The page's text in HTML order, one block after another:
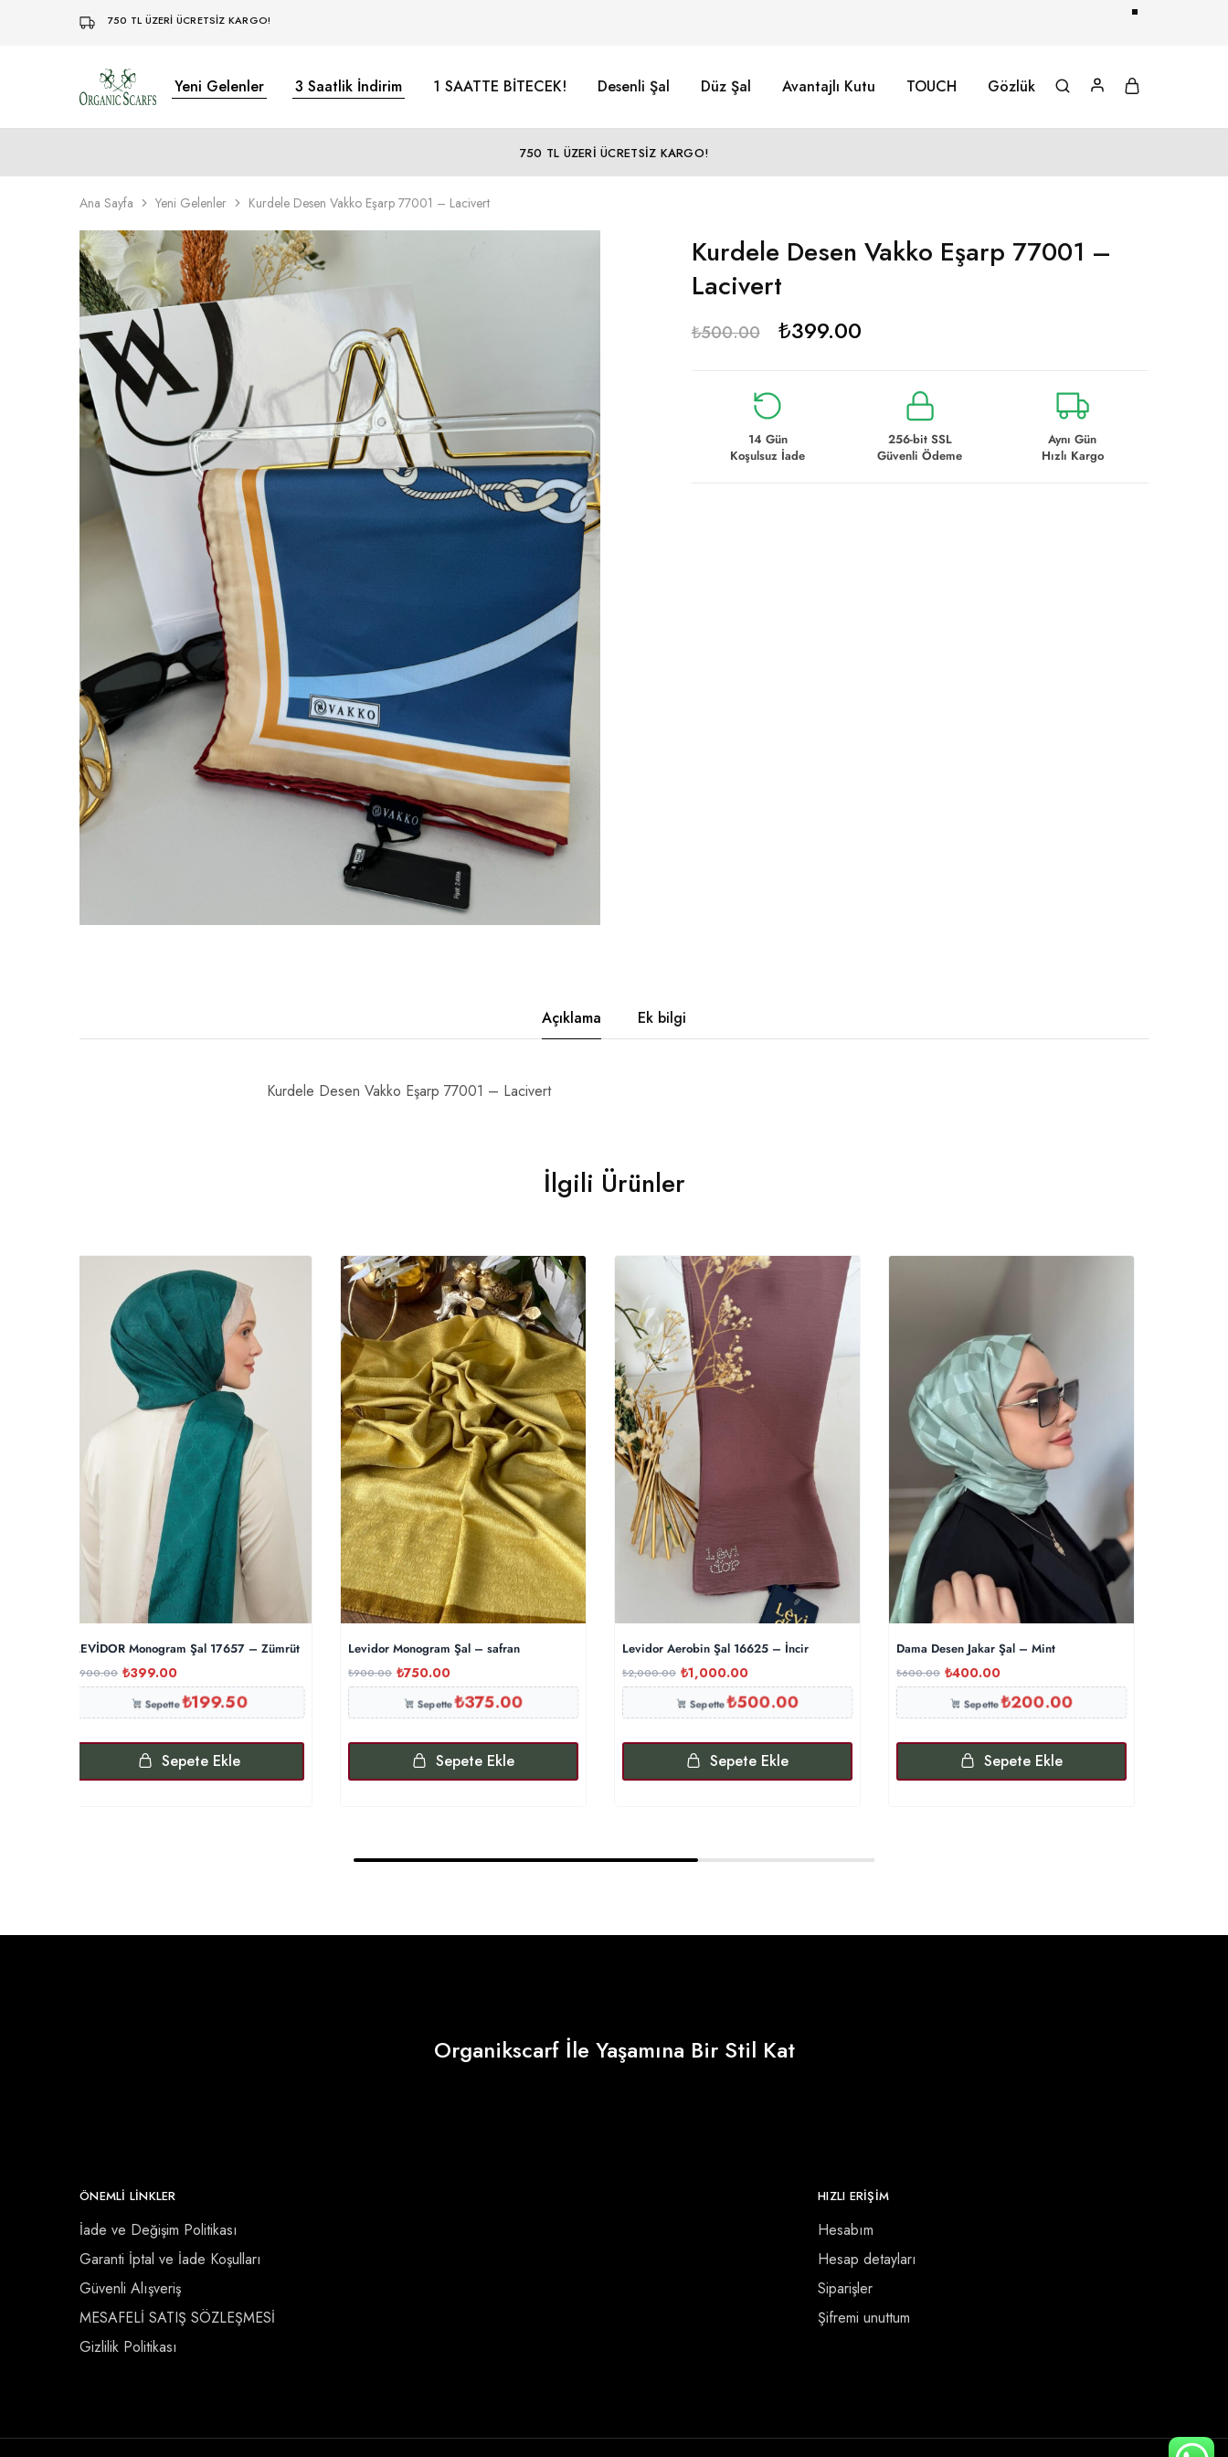
750 TL ÜZERİ ÜCRETSİZ KARGO!
Organikscarf Yeni Gelenler 3 Saatlik İndirim 1 SAATTE BİTECEK! Desenli Şal Düz Şal Avantajlı Kutu TOUCH Gözlük
750 TL ÜZERİ ÜCRETSİZ KARGO!
Ana Sayfa Yeni Gelenler Kurdele Desen Vakko Eşarp 77001 – Lacivert
Kurdele Desen Vakko Eşarp 77001 –
Lacivert
₺500.00 ₺399.00
14 Gün
Koşulsuz İade
256-bit SSL
Güvenli Ödeme
Aynı Gün
Hızlı Kargo
Açıklama Ek bilgi
Kurdele Desen Vakko Eşarp 77001 – Lacivert
İlgili Ürünler
LEVİDOR Monogram Şal 17657 – Zümrüt
900.00 ₺399.00
Sepette₺199.50
Sepete Ekle
Levidor Monogram Şal – safran
₺900.00 ₺750.00
Sepette₺375.00
Sepete Ekle
Levidor Aerobin Şal 16625 – İncir
₺2,000.00 ₺1,000.00
Sepette₺500.00
Sepete Ekle
Dama Desen Jakar Şal – Mint
₺600.00 ₺400.00
Sepette₺200.00
Sepete Ekle
Organikscarf İle Yaşamına Bir Stil Kat
ÖNEMLI LINKLER
İade ve Değişim Politikası
Garanti İptal ve İade Koşulları
Güvenli Alışveriş
MESAFELİ SATIŞ SÖZLEŞMESİ
Gizlilik Politikası
HIZLI ERİŞİM
Hesabım
Hesap detayları
Siparişler
Şifremi unuttum